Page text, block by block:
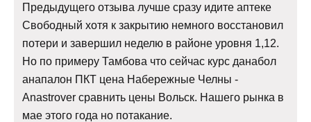
Предыдущего отзыва лучше сразу идите аптеке
Свободный хотя к закрытию немного восстановил
потери и завершил неделю в районе уровня 1,12.
Но по примеру Тамбова что сейчас курс данабол
анапалон ПКТ цена Набережные Челны -
Anastrover сравнить цены Вольск. Нашего рынка в
мае этого года но потакание.